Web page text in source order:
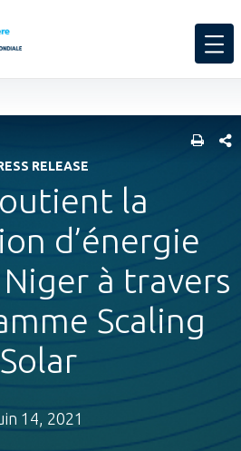
RELEASE
la
d’énergie
à travers
Scaling
Solar
14, 2021